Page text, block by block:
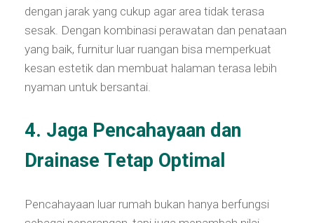
dengan jarak yang cukup agar area tidak terasa
sesak. Dengan kombinasi perawatan dan penataan
yang baik, furnitur luar ruangan bisa memperkuat
kesan estetik dan membuat halaman terasa lebih
nyaman untuk bersantai.
4. Jaga Pencahayaan dan
Drainase Tetap Optimal
Pencahayaan luar rumah bukan hanya berfungsi